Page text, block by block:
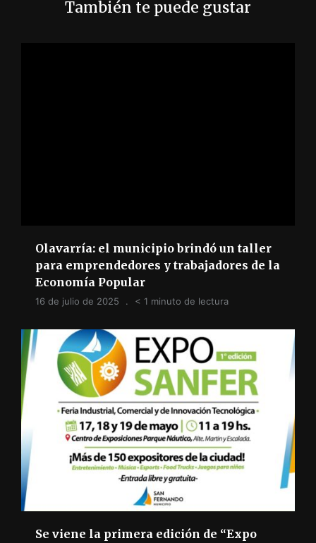
También te puede gustar
Olavarría: el municipio brindó un taller
para emprendedores y trabajadores de la
Economía Popular
16 de julio de 2025 < 1 minuto de lectura
Se viene la primera edición de “Expo